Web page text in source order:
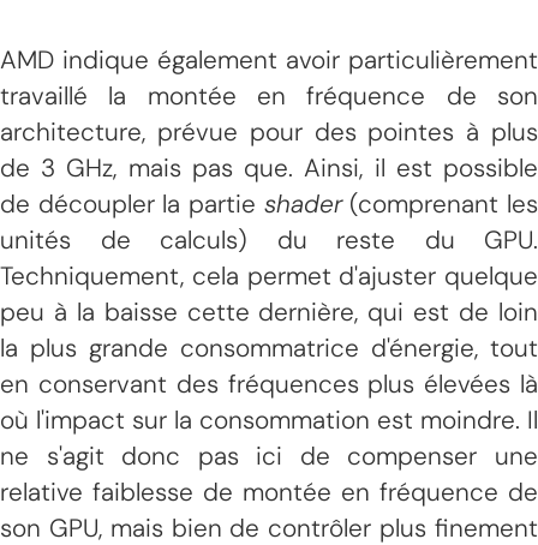
AMD indique également avoir particulièrement
travaillé la montée en fréquence de son
architecture, prévue pour des pointes à plus
de 3 GHz, mais pas que. Ainsi, il est possible
de découpler la partie shader(comprenant les
unités de calculs) du reste du GPU.
Techniquement, cela permet d'ajuster quelque
peu à la baisse cette dernière, qui est de loin
la plus grande consommatrice d'énergie, tout
en conservant des fréquences plus élevées là
où l'impact sur la consommation est moindre. Il
ne s'agit donc pas ici de compenser une
relative faiblesse de montée en fréquence de
son GPU, mais bien de contrôler plus finement